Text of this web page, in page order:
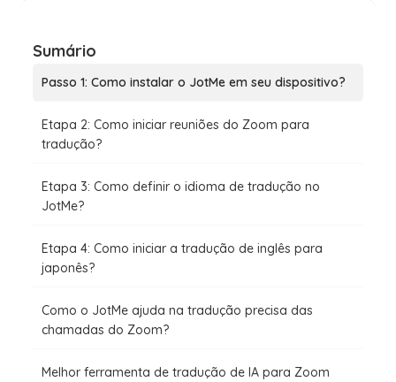
Sumário
Passo 1: Como instalar o JotMe em seu dispositivo?
Etapa 2: Como iniciar reuniões do Zoom para
tradução?
Etapa 3: Como definir o idioma de tradução no
JotMe?
Etapa 4: Como iniciar a tradução de inglês para
japonês?
Como o JotMe ajuda na tradução precisa das
chamadas do Zoom?
Melhor ferramenta de tradução de IA para Zoom